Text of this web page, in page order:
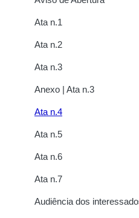
Ata n.1
Ata n.2
Ata n.3
Anexo | Ata n.3
Ata n.4
Ata n.5
Ata n.6
Ata n.7
Audiência dos